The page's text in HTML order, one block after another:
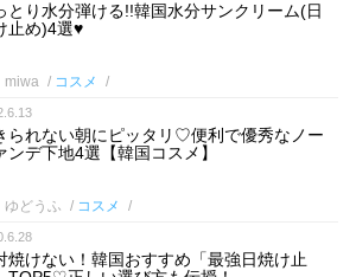
とり水分弾ける!!韓国水分サンクリーム(日
止め)4選♥
miwa コスメ
られない朝にピッタリ♡便利で優秀なノー
ンデ下地4選【韓国コスメ】
ゆどうふ コスメ
焼けない！韓国おすすめ「最強日焼け止